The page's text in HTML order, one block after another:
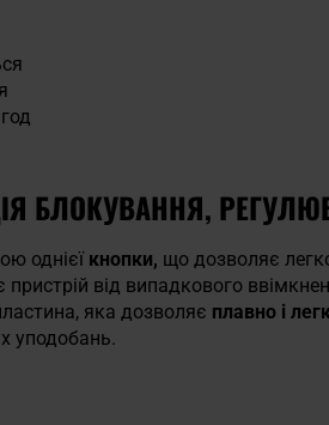
БЛОКУВАННЯ,
однієїкнопки, що дозволяє
пристрій від випадкового
яка дозволяє плавно і
уподобань.